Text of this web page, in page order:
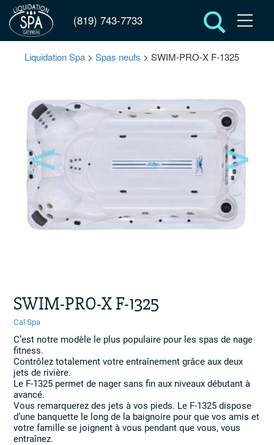
(819) 743-7733
Liquidation Spa >Spas neufs > SWIM-PRO-X F-1325
SWIM-PRO-X F-1325
Cal Spa
C’est notre modèle le plus populaire pour les spas de nage
fitness.
Contrôlez totalement votre entraînement grâce aux deux
jets de rivière.
Le F-1325 permet de nager sans fin aux niveaux débutant à
avancé.
Vous remarquerez des jets à vos pieds. Le F-1325 dispose
d’une banquette le long de la baignoire pour que vos amis et
votre famille se joignent à vous pendant que vous, vous
entraînez.